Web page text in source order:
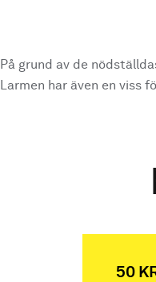
På grund av de
Larmen har även en viss
50